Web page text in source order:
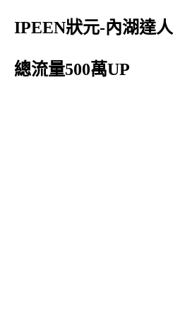
IPEEN狀元-內湖達人
總流量500萬UP